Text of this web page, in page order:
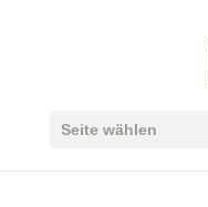
Seite wählen